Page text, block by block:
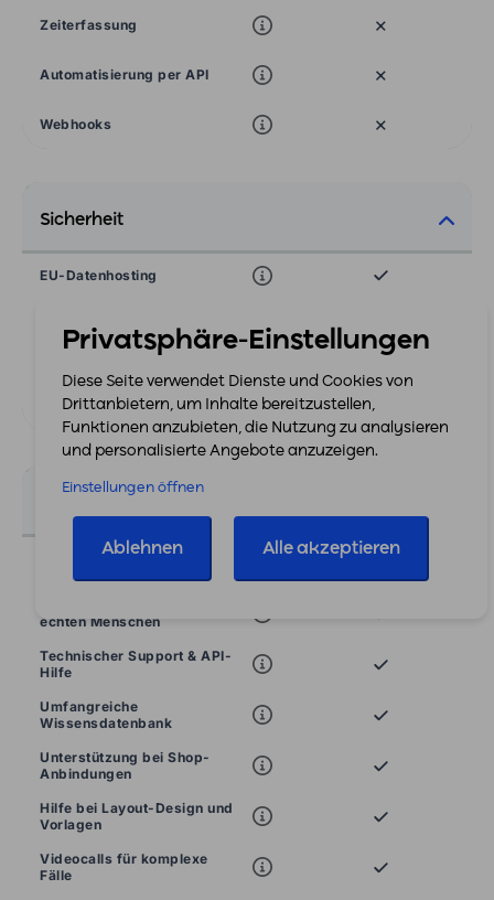
Zeiterfassung ×
Automatisierung per API ×
Webhooks ×
Sicherheit
EU-Datenhosting
Cloud Backup ×
Persönlicher Einrichtungs-
echten Menschen
Technischer Support & API-
Hilfe
Umfangreiche
Wissensdatenbank
Unterstützung bei Shop-
Anbindungen
Hilfe bei Layout-Design und
Vorlagen
Videocalls für komplexe
Fälle
Privatsphäre-Einstellungen
Diese Seite verwendet Dienste und Cookies von
Drittanbietern, um Inhalte bereitzustellen,
Funktionen anzubieten, die Nutzung zu analysieren
und personalisierte Angebote anzuzeigen.
Einstellungen öffnen
Ablehnen Alle akzeptieren